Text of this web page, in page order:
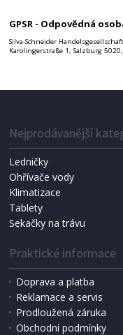
GPSR - Odpovědná
Silva-Schneider
Karolingerstraße 1, Salzburg
Nejprodávanější
Ledničky
Ohřívače vody
Klimatizace
Tablety
Sekačky na trávu
Praktické informace
Doprava a platba
Reklamace a servis
Prodloužená záruka
Obchodní podmínky